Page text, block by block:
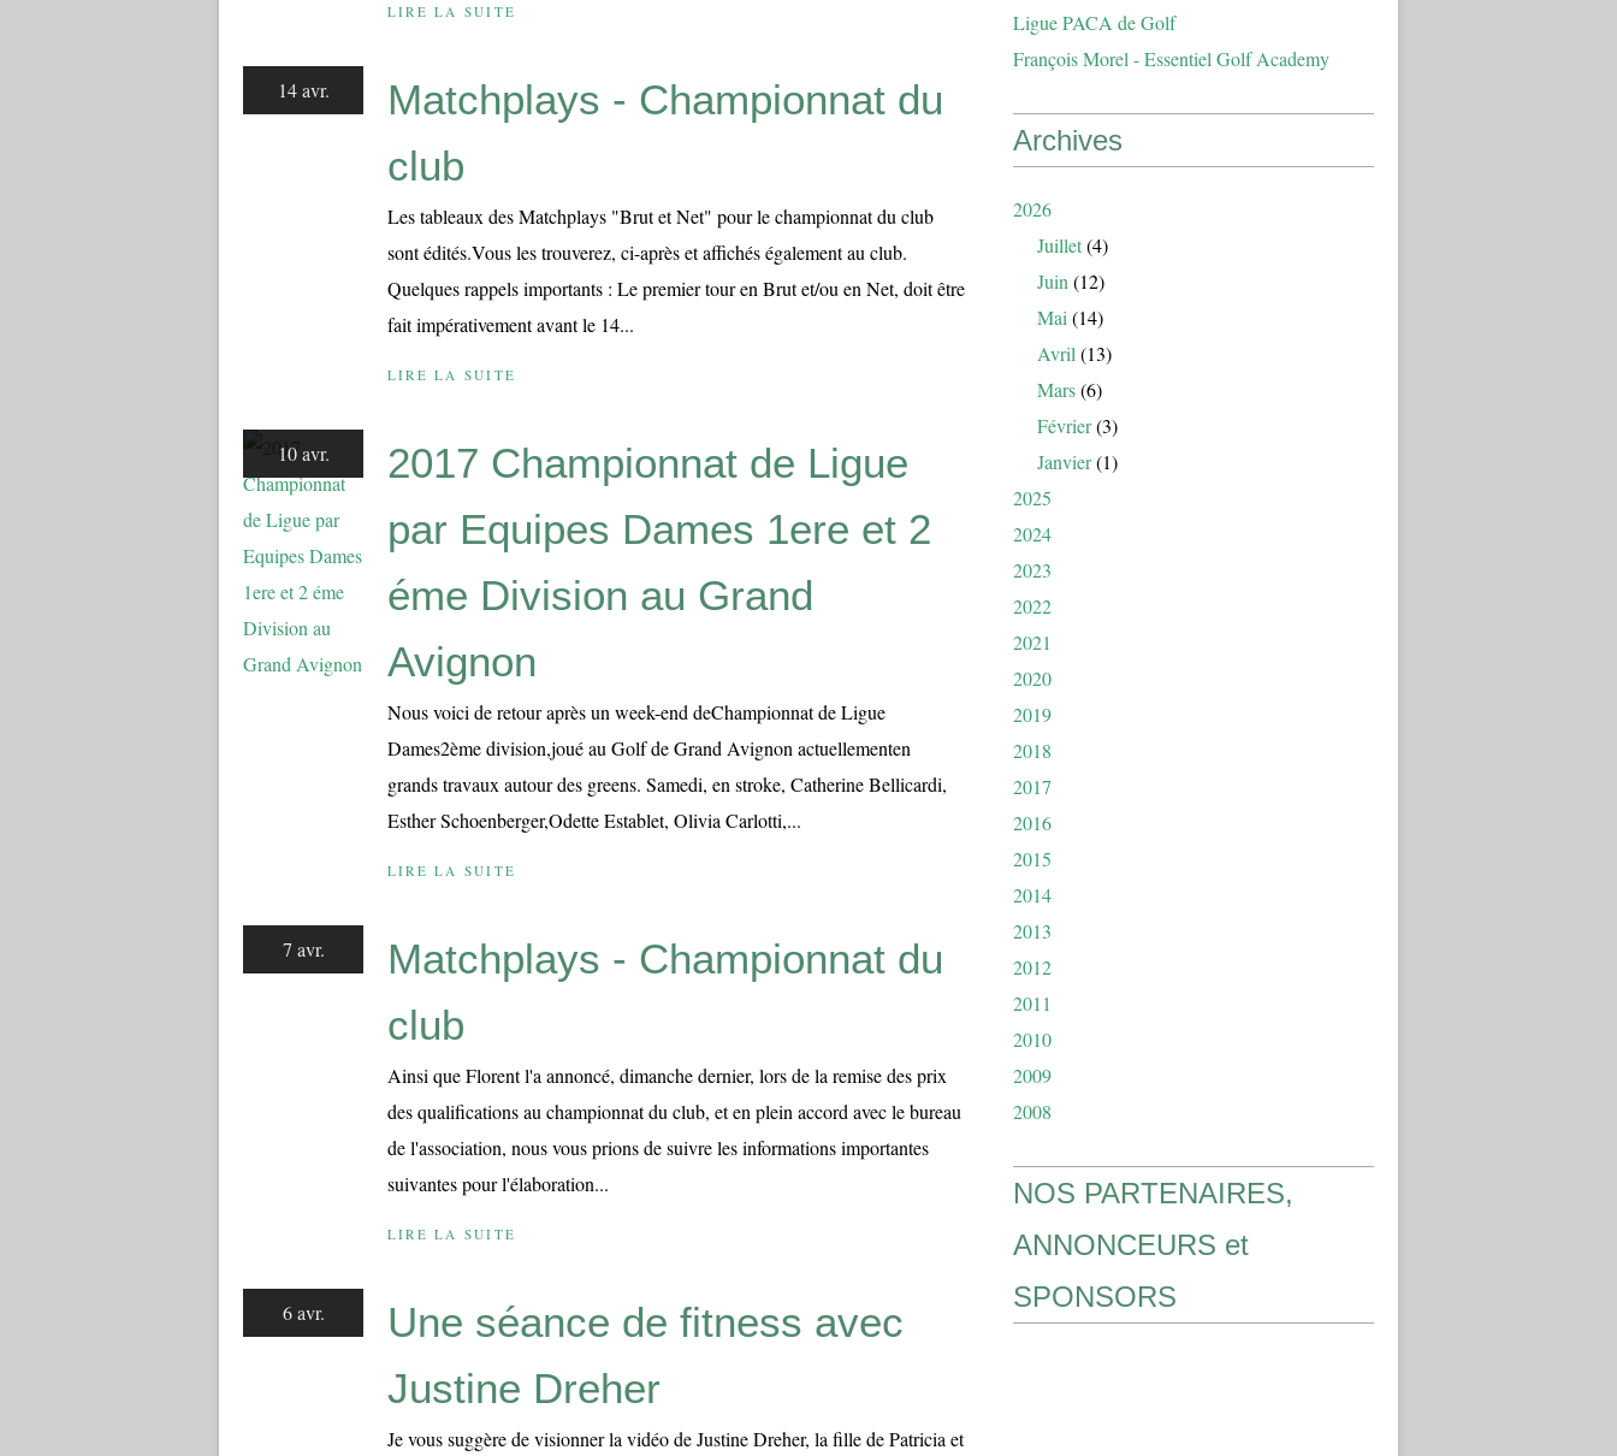
LIRE LA SUITE
14 avr.
Matchplays - Championnat du
club
Les tableaux des Matchplays "Brut et Net" pour le championnat du club
sont édités.Vous les trouverez, ci-après et affichés également au club.
Quelques rappels importants : Le premier tour en Brut et/ou en Net, doit être
fait impérativement avant le 14...
LIRE LA SUITE
10 avr.
2017 Championnat de Ligue
par Equipes Dames 1ere et 2
éme Division au Grand
Avignon
Nous voici de retour après un week-end deChampionnat de Ligue
Dames2ème division,joué au Golf de Grand Avignon actuellementen
grands travaux autour des greens. Samedi, en stroke, Catherine Bellicardi,
Esther Schoenberger,Odette Establet, Olivia Carlotti,...
LIRE LA SUITE
7 avr.
Matchplays - Championnat du
club
Ainsi que Florent l'a annoncé, dimanche dernier, lors de la remise des prix
des qualifications au championnat du club, et en plein accord avec le bureau
de l'association, nous vous prions de suivre les informations importantes
suivantes pour l'élaboration...
LIRE LA SUITE
6 avr.
Une séance de fitness avec
Justine Dreher
Je vous suggère de visionner la vidéo de Justine Dreher, la fille de Patricia et
Ligue PACA de Golf
François Morel - Essentiel Golf Academy
Archives
2026
Juillet(4)
Juin (12)
Mai (14)
Avril (13)
Mars(6)
Février(3)
Janvier(1)
2025
2024
2023
2022
2021
2020
2019
2018
2017
2016
2015
2014
2013
2012
2011
2010
2009
2008
NOS PARTENAIRES,
ANNONCEURS et
SPONSORS